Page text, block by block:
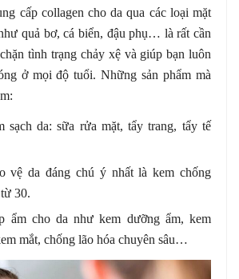
cấp collagen cho da qua các loại mặt
quả bơ, cá biển, đậu phụ… là rất cần
tình trạng chảy xệ và giúp bạn luôn
ở mọi độ tuổi. Những sản phẩm mà
sạch da: sữa rửa mặt, tẩy trang, tẩy tế
vệ da đáng chú ý nhất là kem chống
30.
ẩm cho da như kem dưỡng ẩm, kem
mắt, chống lão hóa chuyên sâu…